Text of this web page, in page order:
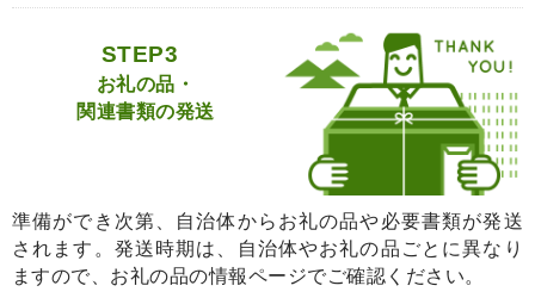
STEP3
お礼の品・
関連書類の発送
準備ができ次第、自治体からお礼の品や必要書類が発送
されます。発送時期は、自治体やお礼の品ごとに異なり
ますので、お礼の品の情報ページでご確認ください。